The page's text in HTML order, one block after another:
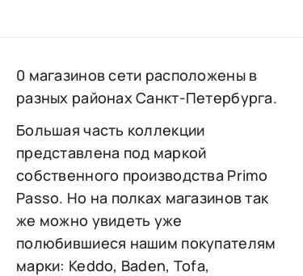
0 магазинов сети расположены в
разных районах Санкт-Петербурга.
Большая часть коллекции
представлена под маркой
собственного производства Primo
Passo. Но на полках магазинов так
же можно увидеть уже
полюбившиеся нашим покупателям
марки: Keddo, Baden, Tofa,